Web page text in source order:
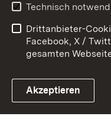
Link zum Landesportal
Barrierefreiheit
Impressum
Technisch
Drittanbieter-
Facebook, X /
gesamten
Akzeptieren